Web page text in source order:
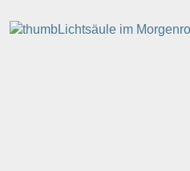
Lichtsäule im